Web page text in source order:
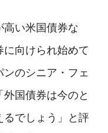
高い米国債券な
に向けられ始めて
のシニア・フェ
国債券は今のと
るでしょう」と評